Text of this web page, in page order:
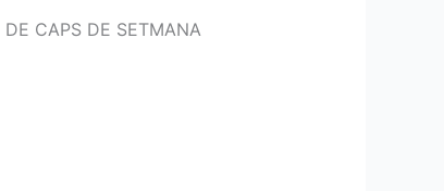
DE CAPS DE SETMANA